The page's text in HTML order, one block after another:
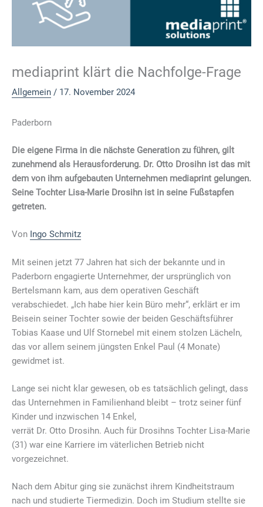
mediaprint klärt die Nachfolge-Frage
Allgemein / 17. November 2024
Paderborn
Die eigene Firma in die nächste Generation zu führen, gilt
zunehmend als Herausforderung. Dr. Otto Drosihn ist das mit
dem von ihm aufgebauten Unternehmen mediaprint gelungen.
Seine Tochter Lisa-Marie Drosihn ist in seine Fußstapfen
getreten.
Von Ingo Schmitz
Mit seinen jetzt 77 Jahren hat sich der bekannte und in
Paderborn engagierte Unternehmer, der ursprünglich von
Bertelsmann kam, aus dem operativen Geschäft
verabschiedet. „Ich habe hier kein Büro mehr“, erklärt er im
Beisein seiner Tochter sowie der beiden Geschäftsführer
Tobias Kaase und Ulf Stornebel mit einem stolzen Lächeln,
das vor allem seinem jüngsten Enkel Paul (4 Monate)
gewidmet ist.
Lange sei nicht klar gewesen, ob es tatsächlich gelingt, dass
das Unternehmen in Familienhand bleibt – trotz seiner fünf
Kinder und inzwischen 14 Enkel,
verrät Dr. Otto Drosihn. Auch für Drosihns Tochter Lisa-Marie
(31) war eine Karriere im väterlichen Betrieb nicht
vorgezeichnet.
Nach dem Abitur ging sie zunächst ihrem Kindheitstraum
nach und studierte Tiermedizin. Doch im Studium stellte sie